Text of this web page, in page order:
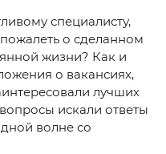
специалисту,
о сделанном
жизни? Как и
о вакансиях,
лучших
искали ответы
волне со